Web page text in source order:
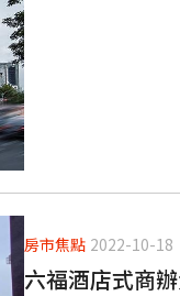
房市焦點 2022-10-18
六福酒店式商